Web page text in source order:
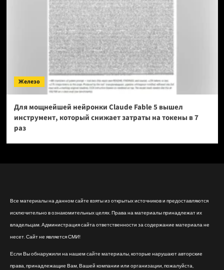
Железо
Для мощнейшей нейронки Claude Fable 5 вышел
инструмент, который снижает затраты на токены в 7
раз
Все материалы на данном сайте взяты из открытых источников и предоставляются
исключительно в ознакомительных целях. Права на материалы принадлежат их
владельцам. Администрация сайта ответственности за содержание материала не
несет. Сайт не является СМИ!
Если Вы обнаружили на нашем сайте материалы, которые нарушают авторские
права, принадлежащие Вам, Вашей компании или организации, пожалуйста,